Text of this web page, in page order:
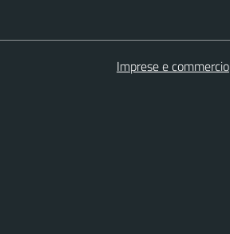
Imprese e commercio